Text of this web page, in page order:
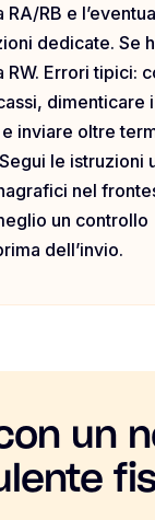
RB e
dedicate. Se
RW. Errori tipici:
dimenticare
inviare oltre
le istruzioni
nel
un controllo
dell’invio.
un